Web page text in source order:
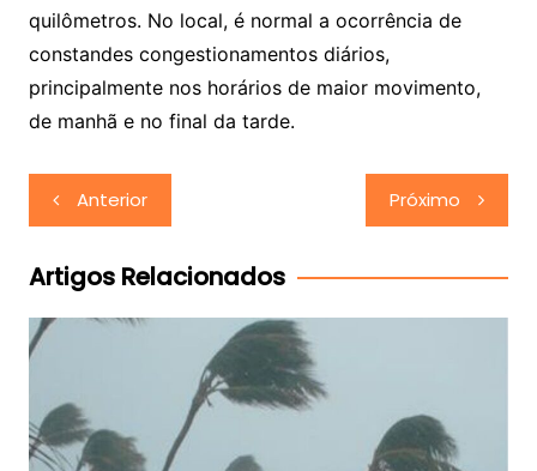
quilômetros. No local, é normal a ocorrência de
constandes congestionamentos diários,
principalmente nos horários de maior movimento,
de manhã e no final da tarde.
Navegação
de
Post
Anterior Próximo
Artigos Relacionados